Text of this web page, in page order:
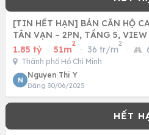
[TIN HẾT HẠN] BÁN CĂN HỘ
TÂN VẠN – 2PN, TẦNG 5,
850 – LH: 0347
1.85 tỷ · 51m
2
· 36 tr/m
2
·
Thành phố Hồ Chí Minh
N
Nguyen Thi Y
Đăng 30/06/2025